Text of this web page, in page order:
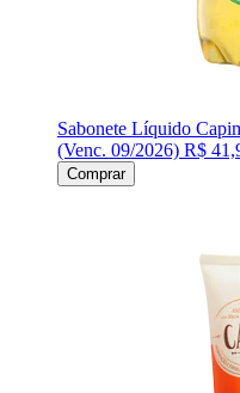
Sabonete Líquido
(Venc. 09/2026) R$
Comprar